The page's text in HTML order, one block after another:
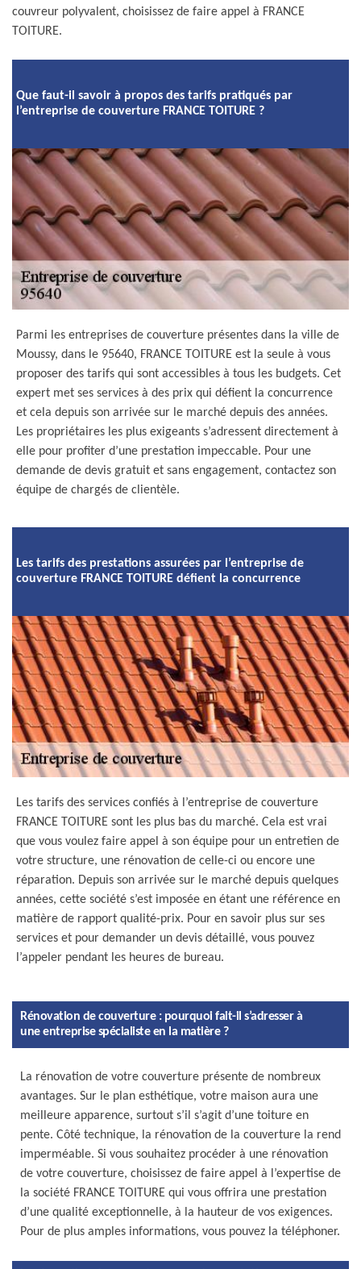
couvreur polyvalent, choisissez de faire appel à FRANCE
TOITURE.
Que faut-il savoir à propos des tarifs pratiqués par
l’entreprise de couverture FRANCE TOITURE ?
Parmi les entreprises de couverture présentes dans la ville de
Moussy, dans le 95640, FRANCE TOITURE est la seule à vous
proposer des tarifs qui sont accessibles à tous les budgets. Cet
expert met ses services à des prix qui défient la concurrence
et cela depuis son arrivée sur le marché depuis des années.
Les propriétaires les plus exigeants s’adressent directement à
elle pour profiter d’une prestation impeccable. Pour une
demande de devis gratuit et sans engagement, contactez son
équipe de chargés de clientèle.
Les tarifs des prestations assurées par l’entreprise de
couverture FRANCE TOITURE défient la concurrence
Les tarifs des services confiés à l’entreprise de couverture
FRANCE TOITURE sont les plus bas du marché. Cela est vrai
que vous voulez faire appel à son équipe pour un entretien de
votre structure, une rénovation de celle-ci ou encore une
réparation. Depuis son arrivée sur le marché depuis quelques
années, cette société s’est imposée en étant une référence en
matière de rapport qualité-prix. Pour en savoir plus sur ses
services et pour demander un devis détaillé, vous pouvez
l’appeler pendant les heures de bureau.
Rénovation de couverture : pourquoi fait-il s’adresser à
une entreprise spécialiste en la matière ?
La rénovation de votre couverture présente de nombreux
avantages. Sur le plan esthétique, votre maison aura une
meilleure apparence, surtout s’il s’agit d’une toiture en
pente. Côté technique, la rénovation de la couverture la rend
imperméable. Si vous souhaitez procéder à une rénovation
de votre couverture, choisissez de faire appel à l’expertise de
la société FRANCE TOITURE qui vous offrira une prestation
d’une qualité exceptionnelle, à la hauteur de vos exigences.
Pour de plus amples informations, vous pouvez la téléphoner.